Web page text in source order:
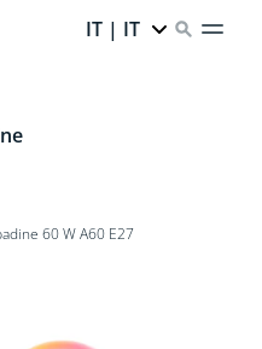
IT | IT
60 W A60 E27